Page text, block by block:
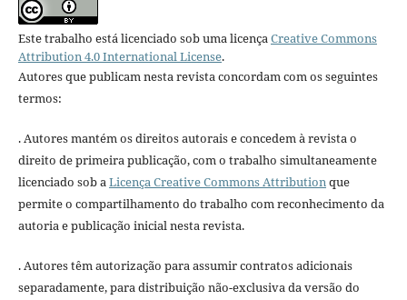
Este trabalho está licenciado sob uma licençaCreative Commons
Attribution 4.0 International License.
Autores que publicam nesta revista concordam com os seguintes
termos:
. Autores mantém os direitos autorais e concedem à revista o
direito de primeira publicação, com o trabalho simultaneamente
licenciado sob aLicença Creative Commons Attributionque
permite o compartilhamento do trabalho com reconhecimento da
autoria e publicação inicial nesta revista.
. Autores têm autorização para assumir contratos adicionais
separadamente, para distribuição não-exclusiva da versão do